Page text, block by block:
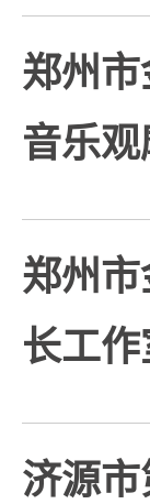
郑州
音乐
郑州
长工
济源